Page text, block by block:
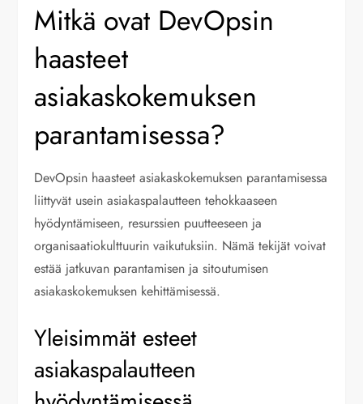
Mitkä ovat DevOpsin
haasteet
asiakaskokemuksen
parantamisessa?
DevOpsin haasteet asiakaskokemuksen parantamisessa
liittyvät usein asiakaspalautteen tehokkaaseen
hyödyntämiseen, resurssien puutteeseen ja
organisaatiokulttuurin vaikutuksiin. Nämä tekijät voivat
estää jatkuvan parantamisen ja sitoutumisen
asiakaskokemuksen kehittämisessä.
Yleisimmät esteet
asiakaspalautteen